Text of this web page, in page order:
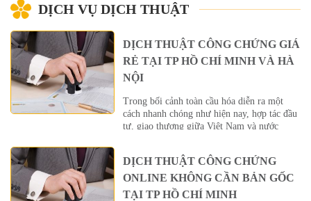
DỊCH VỤ DỊCH THUẬT
DỊCH THUẬT CÔNG CHỨNG GIÁ
RẺ TẠI TP HỒ CHÍ MINH VÀ HÀ
NỘI
Trong bối cảnh toàn cầu hóa diễn ra một
cách nhanh chóng như hiện nay, hợp tác đầu
tư, giao thương giữa Việt Nam và nước
thuật công chứng, sao y tài liệu chứng minh
năng lực của […]
DỊCH THUẬT CÔNG CHỨNG
ONLINE KHÔNG CẦN BẢN GỐC
TẠI TP HỒ CHÍ MINH